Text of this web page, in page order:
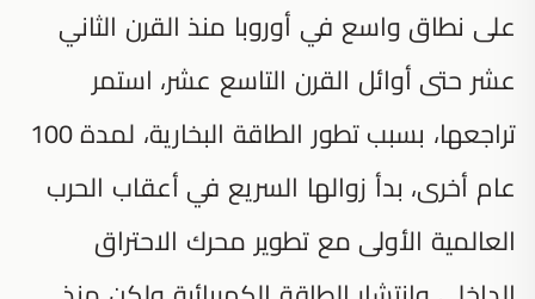
على نطاق واسع في أوروبا منذ القرن الثاني
عشر حتى أوائل القرن التاسع عشر، استمر
تراجعها، بسبب تطور الطاقة البخارية، لمدة 100
عام أخرى، بدأ زوالها السريع في أعقاب الحرب
العالمية الأولى مع تطوير محرك الاحتراق